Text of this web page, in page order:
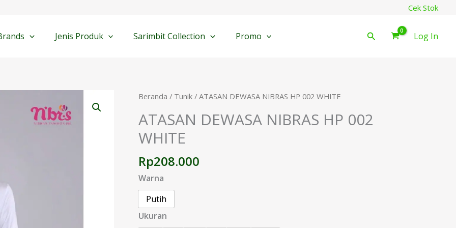
Cek Stok
Jenis Produk Sarimbit Collection Promo Cari Log In
Beranda / Tunik / ATASAN DEWASA NIBRAS HP 002 WHITE
ATASAN DEWASA NIBRAS HP 002
WHITE
Rp208.000
Warna
Putih
Ukuran
Kuantitas
DEWASA
NIBRAS
HP
002
WHITE